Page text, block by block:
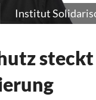
Institut
steckt